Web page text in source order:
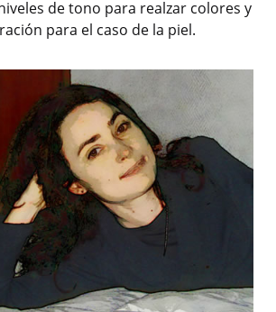
de tono para realzar colores y
para el caso de la piel.